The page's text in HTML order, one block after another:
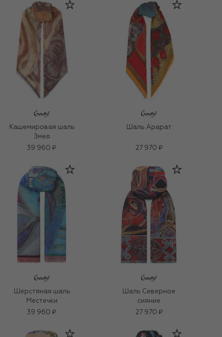
Кашемировая шаль
Змея
39 960 ₽
Шаль Арарат
27 970 ₽
Шерстяная шаль
Местечки
39 960 ₽
Шаль Северное
сияние
27 970 ₽